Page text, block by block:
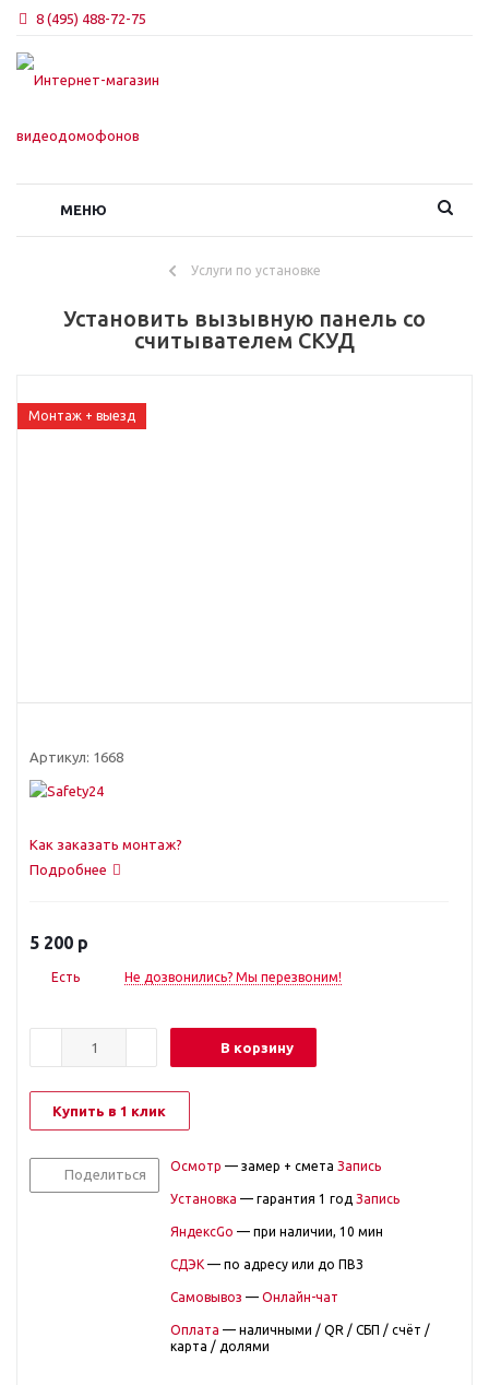
8 (495) 488-72-75
МЕНЮ
Услуги по установке
Установить вызывную панель со
считывателем СКУД
Монтаж + выезд
Артикул: 1668
Как заказать монтаж?
Подробнее
5 200 р
Есть Не дозвонились? Мы перезвоним!
В корзину
Купить в 1 клик
Поделиться
Осмотр — замер + смета Запись
Установка — гарантия 1 год Запись
ЯндексGo — при наличии, 10 мин
СДЭК — по адресу или до ПВЗ
Самовывоз — Онлайн-чат
Оплата — наличными / QR / СБП / счёт /
карта / долями